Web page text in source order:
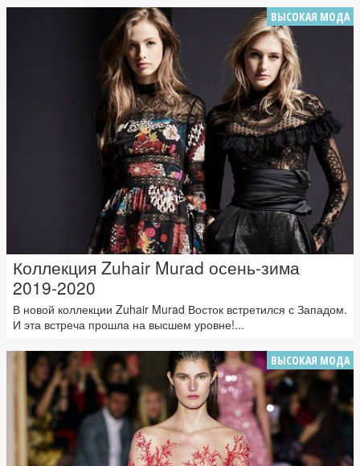
ВЫСОКАЯ МОДА
Коллекция Zuhair Murad осень-зима
2019-2020
В новой коллекции Zuhair Murad Восток встретился с Западом.
И эта встреча прошла на высшем уровне!...
ВЫСОКАЯ МОДА